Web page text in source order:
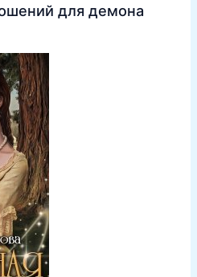
для демона